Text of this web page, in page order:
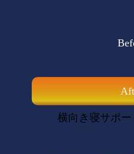
横向き寝サポ